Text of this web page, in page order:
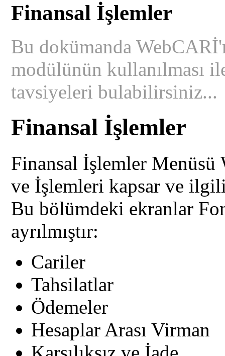
Finansal İşlemler
Bu dokümanda
modülünün kullanılması
tavsiyeleri bulabilirsiniz...
Finansal İşlemler
Finansal İşlemler Menüsü
ve İşlemleri kapsar ve
Bu bölümdeki ekranlar
ayrılmıştır:
Cariler
Tahsilatlar
Ödemeler
Hesaplar Arası Virman